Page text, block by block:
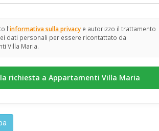
l'informativa sulla privacye autorizzo il trattamento
dati personali per essere ricontattato da
Villa Maria.